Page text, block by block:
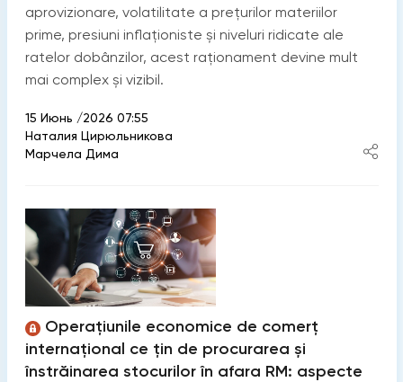
aprovizionare, volatilitate a prețurilor materiilor
prime, presiuni inflaționiste și niveluri ridicate ale
ratelor dobânzilor, acest raționament devine mult
mai complex și vizibil.
15 Июнь /2026 07:55
Наталия Цирюльникова
Марчела Дима
Operațiunile economice de comerț
internațional ce țin de procurarea și
înstrăinarea stocurilor în afara RM: aspecte